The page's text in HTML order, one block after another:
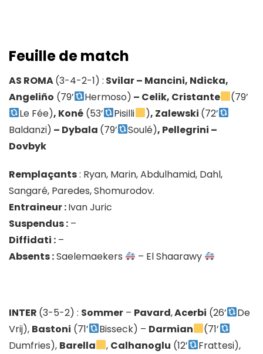
Feuille de match
AS ROMA(3-4-2-1) : Svilar – Mancini, Ndicka,
Angeliño (79’ Hermoso) – Celik, Cristante
(79’
Le Fée), Koné (53’ Pisilli ), Zalewski (72’
Baldanzi) – Dybala (79’ Soulé), Pellegrini –
Dovbyk
Remplaçants: Ryan, Marin, Abdulhamid, Dahl,
Sangaré, Paredes, Shomurodov.
Entraineur :Ivan Juric
Suspendus : –
Diffidati : –
Absents :Saelemaekers – El Shaarawy
INTER (3-5-2) : Sommer – Pavard,Acerbi (26’
De
Vrij), Bastoni (71’ Bisseck) – Darmian
(71’
Dumfries), Barella , Calhanoglu (12’
Frattesi),